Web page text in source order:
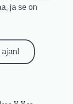
ja se on
ajan!